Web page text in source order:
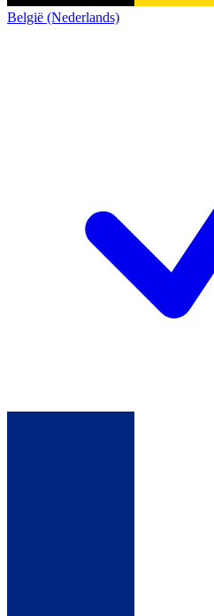
België (Nederlands)